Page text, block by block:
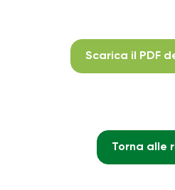
Scarica il PDF
Torna alle